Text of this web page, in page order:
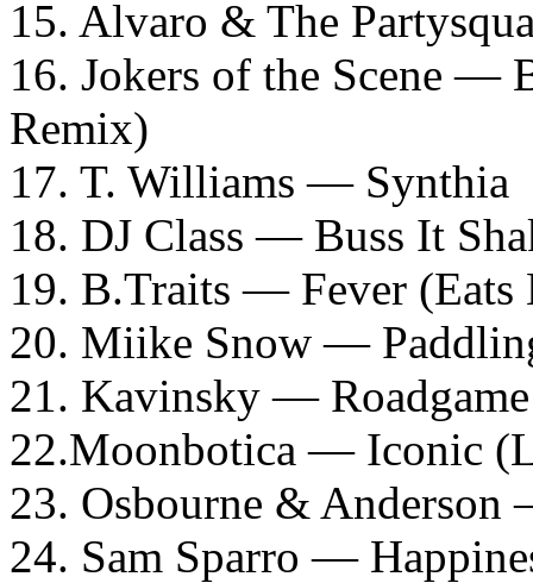
15. Alvaro & The
16. Jokers of the Scene —
Remix)
17. T. Williams — Synthia
18. DJ Class — Buss It
19. B.Traits — Fever (Eats
20. Miike Snow —
21. Kavinsky — Roadgame
22.Moonbotica — Iconic
23. Osbourne &
24. Sam Sparro —